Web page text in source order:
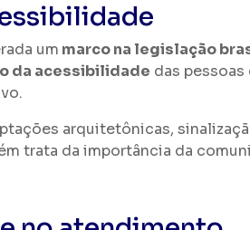
um marco na legislação
da acessibilidade das
arquitetônicas,
trata da importância da